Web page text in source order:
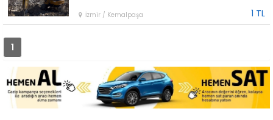
İzmir / Kemalpaşa 1 TL
1